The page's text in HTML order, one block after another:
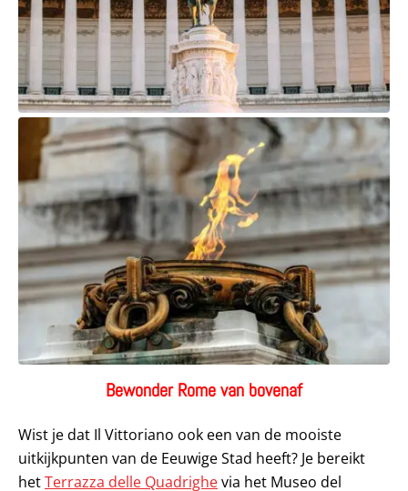
Bewonder Rome van bovenaf
Wist je dat Il Vittoriano ook een van de mooiste
uitkijkpunten van de Eeuwige Stad heeft? Je bereikt
hetTerrazza delle Quadrighevia het Museo del